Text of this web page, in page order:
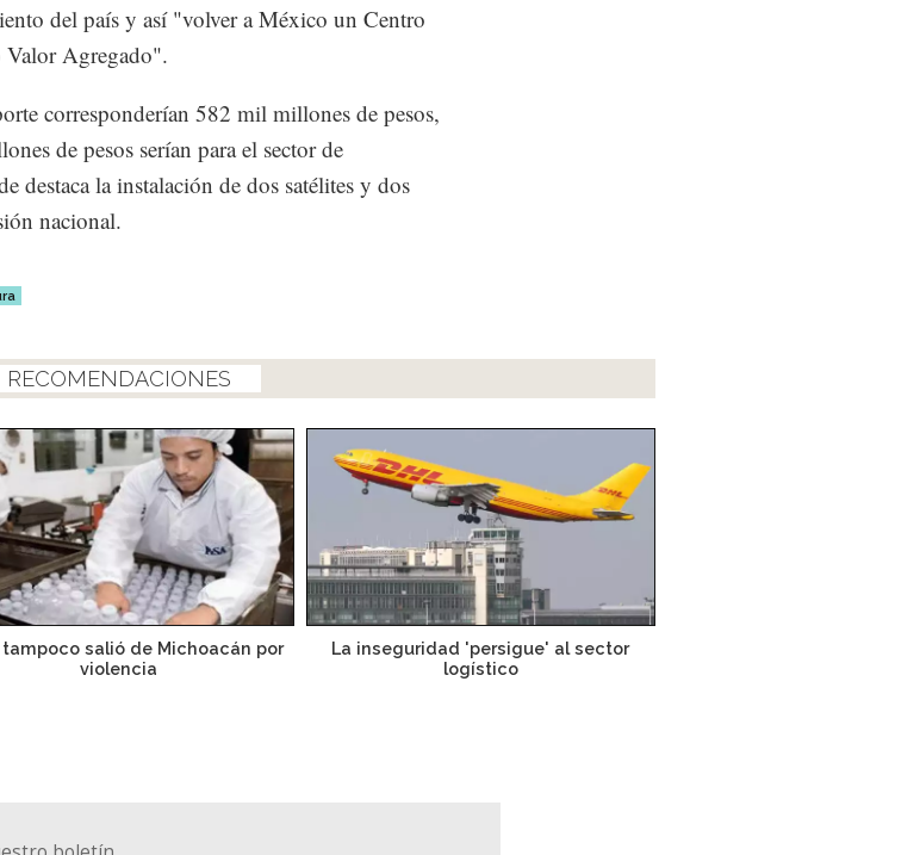
del país y así "volver a México un Centro
Agregado".
corresponderían 582 mil millones de pesos,
de pesos serían para el sector de
destaca la instalación de dos satélites y dos
nacional.
RECOMENDACIONES
tampoco salió de Michoacán por
violencia
La inseguridad 'persigue' al sector
logístico